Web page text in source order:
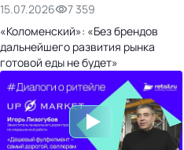
15.07.2026
7 359
«Коломенский»: «Без брендов
дальнейшего развития рынка
готовой еды не будет»